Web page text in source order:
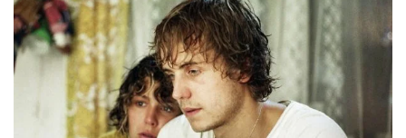
сюжетные линии по мотивам увиденного за время
работы в суде. И хотя это тоже был совсем не
«сироп», после этого на съемки дали добро.
Режиссером, который захотел взяться за этот